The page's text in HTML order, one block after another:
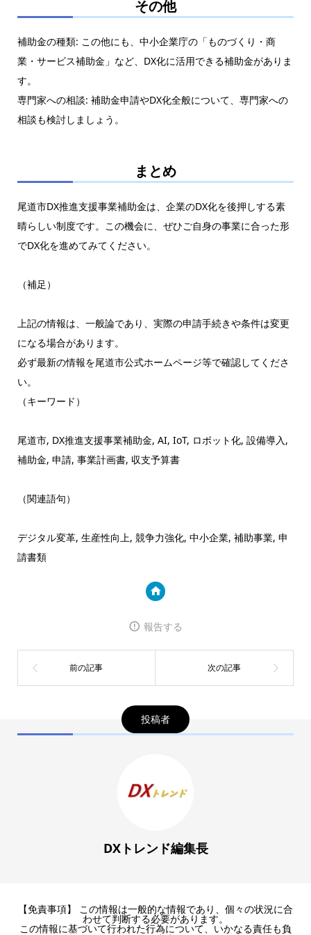
その他
補助金の種類: この他にも、中小企業庁の「ものづくり・商
業・サービス補助金」など、DX化に活用できる補助金がありま
す。
専門家への相談: 補助金申請やDX化全般について、専門家への
相談も検討しましょう。
まとめ
尾道市DX推進支援事業補助金は、企業のDX化を後押しする素
晴らしい制度です。この機会に、ぜひご自身の事業に合った形
でDX化を進めてみてください。
（補足）
上記の情報は、一般論であり、実際の申請手続きや条件は変更
になる場合があります。
必ず最新の情報を尾道市公式ホームページ等で確認してくださ
い。
（キーワード）
尾道市, DX推進支援事業補助金, AI, IoT, ロボット化, 設備導入,
補助金, 申請, 事業計画書, 収支予算書
（関連語句）
デジタル変革, 生産性向上, 競争力強化, 中小企業, 補助事業, 申
請書類
報告する
投稿者
DXトレンド編集長
【免責事項】 この情報は一般的な情報であり、個々の状況に合
わせて判断する必要があります。
この情報に基づいて行われた行為について、いかなる責任も負